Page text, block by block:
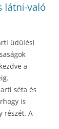
látni-való
üdülési
a
séta és
is
részét. A